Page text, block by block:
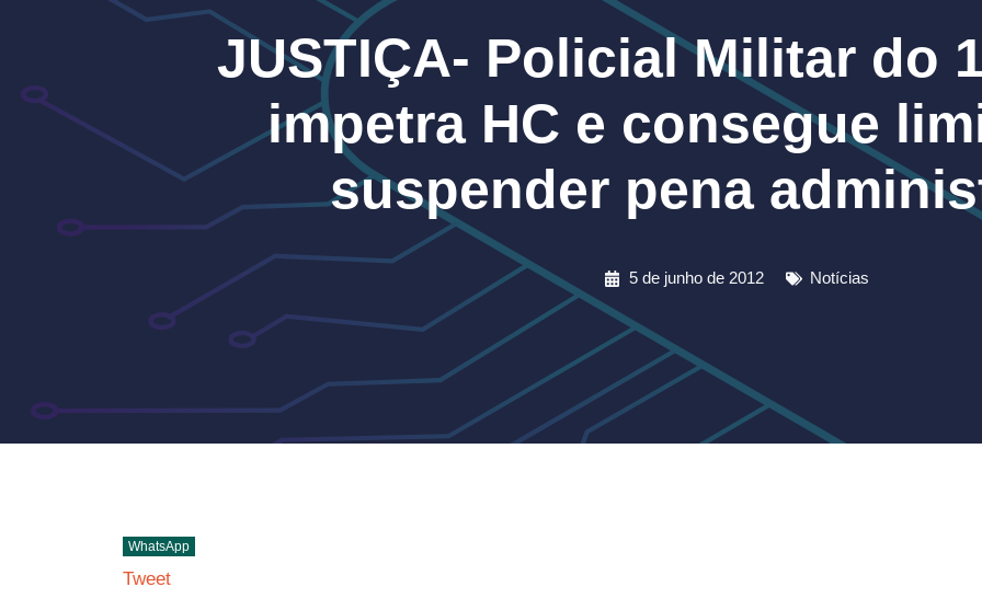
JUSTIÇA- Policial Militar do
impetra HC e consegue
suspender pena
5 de junho de 2012 Notícias
WhatsApp
Tweet